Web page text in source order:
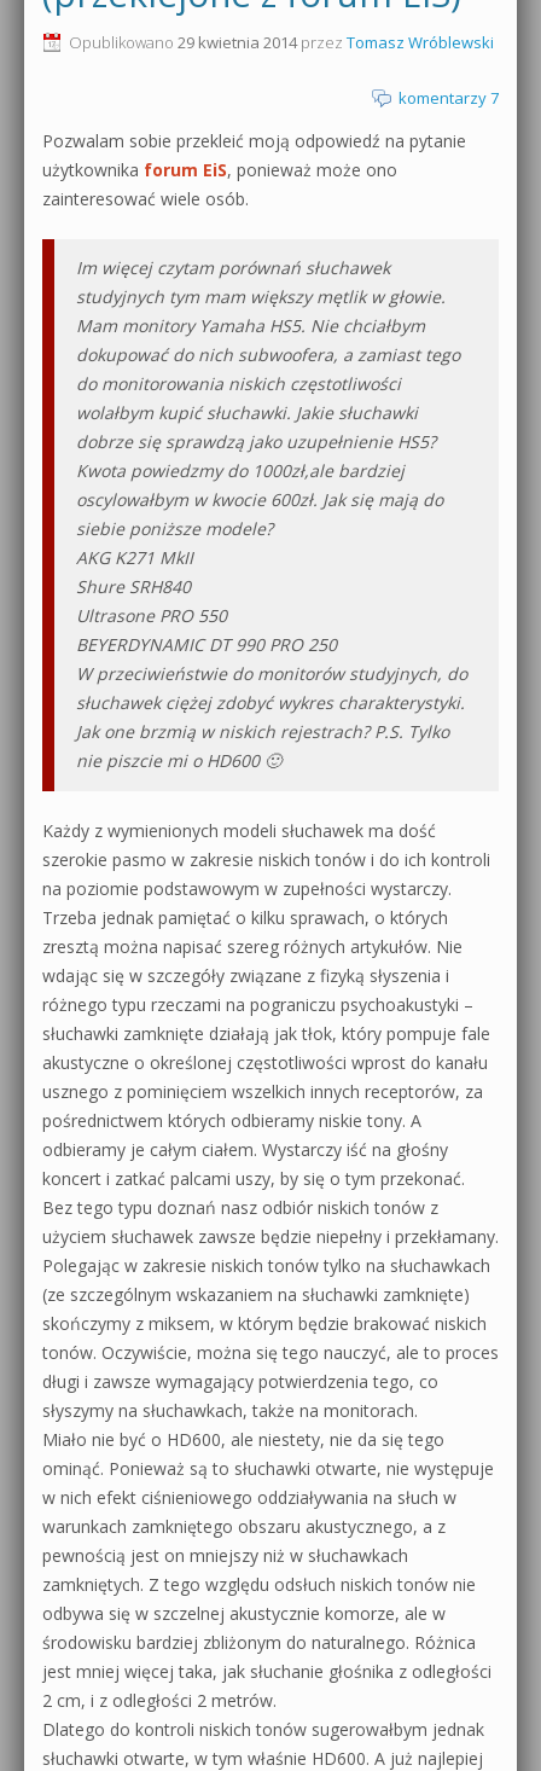
Produkcja muzyczna od podstaw
Sound Forge od podstaw
Kontakt 5 Kompendium
Pakiety
0dB.pl - informacje
Materiały dla mediów
Archiwum aktualności
Regulamin
Działanie sklepu internetowego
Wyszukiwanie
Opublikowano 29 kwietnia 2014przez Tomasz Wróblewski
komentarzy 7
Pozwalam sobie przekleić moją odpowiedź na pytanie
użytkownika forum EiS, ponieważ może ono
zainteresować wiele osób.
Im więcej czytam porównań słuchawek
studyjnych tym mam większy mętlik w głowie.
Mam monitory Yamaha HS5. Nie chciałbym
dokupować do nich subwoofera, a zamiast tego
do monitorowania niskich częstotliwości
wolałbym kupić słuchawki. Jakie słuchawki
dobrze się sprawdzą jako uzupełnienie HS5?
Kwota powiedzmy do 1000zł,ale bardziej
oscylowałbym w kwocie 600zł. Jak się mają do
siebie poniższe modele?
AKG K271 MkII
Shure SRH840
Ultrasone PRO 550
BEYERDYNAMIC DT 990 PRO 250
W przeciwieństwie do monitorów studyjnych, do
słuchawek ciężej zdobyć wykres charakterystyki.
Jak one brzmią w niskich rejestrach? P.S. Tylko
nie piszcie mi o HD600 🙂
Każdy z wymienionych modeli słuchawek ma dość
szerokie pasmo w zakresie niskich tonów i do ich kontroli
na poziomie podstawowym w zupełności wystarczy.
Trzeba jednak pamiętać o kilku sprawach, o których
zresztą można napisać szereg różnych artykułów. Nie
wdając się w szczegóły związane z fizyką słyszenia i
różnego typu rzeczami na pograniczu psychoakustyki –
słuchawki zamknięte działają jak tłok, który pompuje fale
akustyczne o określonej częstotliwości wprost do kanału
usznego z pominięciem wszelkich innych receptorów, za
pośrednictwem których odbieramy niskie tony. A
odbieramy je całym ciałem. Wystarczy iść na głośny
koncert i zatkać palcami uszy, by się o tym przekonać.
Bez tego typu doznań nasz odbiór niskich tonów z
użyciem słuchawek zawsze będzie niepełny i przekłamany.
Polegając w zakresie niskich tonów tylko na słuchawkach
(ze szczególnym wskazaniem na słuchawki zamknięte)
skończymy z miksem, w którym będzie brakować niskich
tonów. Oczywiście, można się tego nauczyć, ale to proces
długi i zawsze wymagający potwierdzenia tego, co
słyszymy na słuchawkach, także na monitorach.
Miało nie być o HD600, ale niestety, nie da się tego
ominąć. Ponieważ są to słuchawki otwarte, nie występuje
w nich efekt ciśnieniowego oddziaływania na słuch w
warunkach zamkniętego obszaru akustycznego, a z
pewnością jest on mniejszy niż w słuchawkach
zamkniętych. Z tego względu odsłuch niskich tonów nie
odbywa się w szczelnej akustycznie komorze, ale w
środowisku bardziej zbliżonym do naturalnego. Różnica
jest mniej więcej taka, jak słuchanie głośnika z odległości
2 cm, i z odległości 2 metrów.
Dlatego do kontroli niskich tonów sugerowałbym jednak
słuchawki otwarte, w tym właśnie HD600. A już najlepiej